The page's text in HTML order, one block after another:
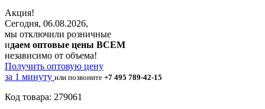
Акция!
Сегодня, 06.08.2026,
мы отключили розничные
идаем оптовые цены ВСЕМ
независимо от объема!
Получить оптовую цену
за 1 минуту или позвоните +7 495 789-42-15
Код товара: 279061